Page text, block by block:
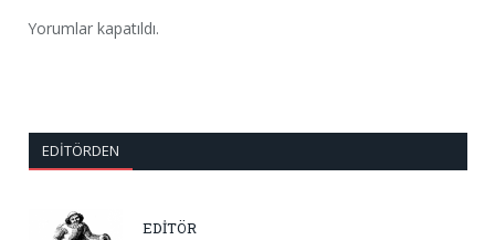
Yorumlar kapatıldı.
EDITÖRDEN
EDİTÖR